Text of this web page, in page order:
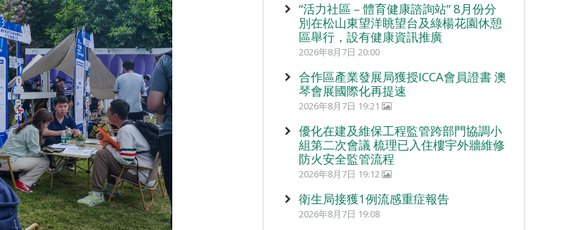
“活力社區 – 體育健康諮詢站” 8月份分
別在松山東望洋眺望台及綠楊花園休憩
區舉行，設有健康資訊推廣
2026年8月7日 20:00
合作區產業發展局獲授ICCA會員證書 澳
琴會展國際化再提速
2026年8月7日 19:21
優化在建及維保工程監管跨部門協調小
組第二次會議 梳理已入住樓宇外牆維修
防火安全監管流程
2026年8月7日 19:12
衛生局接獲1例流感重症報告
2026年8月7日 19:08